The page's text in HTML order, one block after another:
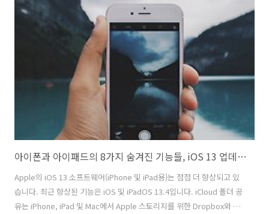
아이폰과 아이패드의 8가지 숨겨진 기능들, iOS 13 업데이트
Apple의 iOS 13 소프트웨어(iPhone 및 iPad용)는 점점 더 향상되고 있
습니다. 최근 향상된 기능은 iOS 및 iPadOS 13.4입니다. iCloud 폴더 공
유는 iPhone, iPad 및 Mac에서 Apple 스토리지를 위한 Dropbox와 같